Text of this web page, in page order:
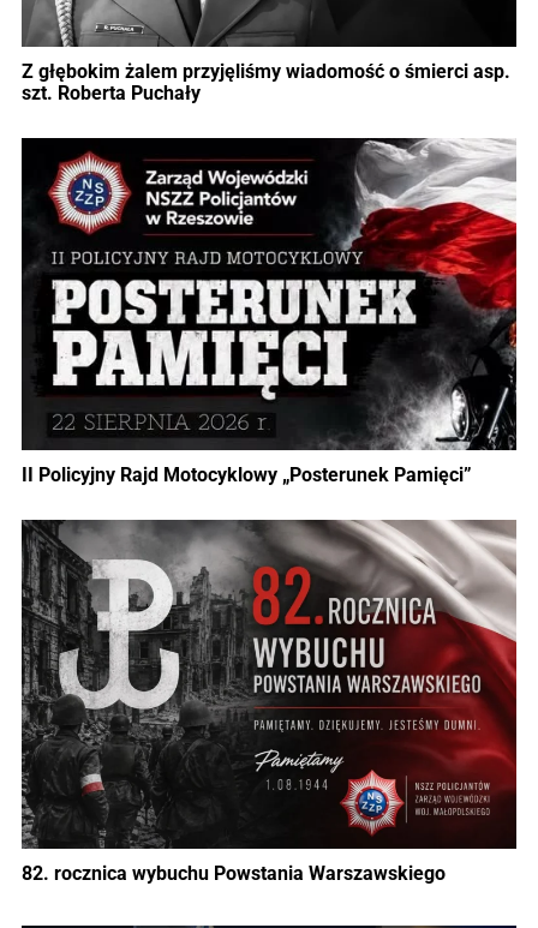
Z głębokim żalem przyjęliśmy wiadomość o śmierci asp.
szt. Roberta Puchały
II Policyjny Rajd Motocyklowy „Posterunek Pamięci”
82. rocznica wybuchu Powstania Warszawskiego